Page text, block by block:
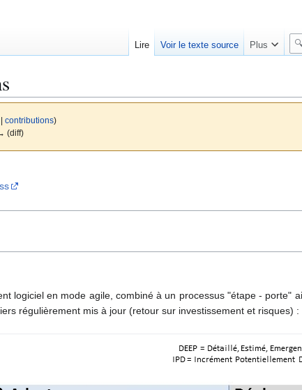
contributions)
(diff)
logiciel en mode agile, combiné à un processus "étape - porte"
régulièrement mis à jour (retour sur investissement et risques) :
Lire Voir le texte source Plus
R
e
e
h